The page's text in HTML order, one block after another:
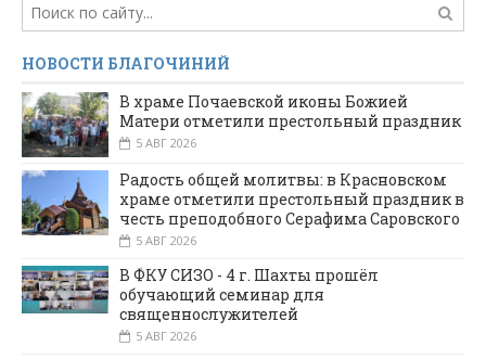
НОВОСТИ БЛАГОЧИНИЙ
В храме Почаевской иконы Божией
Матери отметили престольный праздник
5 АВГ 2026
Радость общей молитвы: в Красновском
храме отметили престольный праздник в
честь преподобного Серафима Саровского
5 АВГ 2026
В ФКУ СИЗО - 4 г. Шахты прошёл
обучающий семинар для
священнослужителей
5 АВГ 2026